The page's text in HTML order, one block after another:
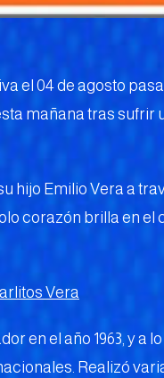
el 04 de agosto
mañana tras sufrir
hijo Emilio Vera a
corazón brilla en el
Vera
en el año 1963, y a
Realizó